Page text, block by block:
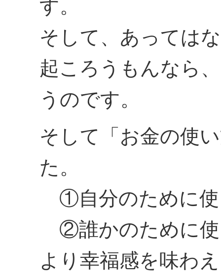
す。
そして、あっては
起ころうもんなら
うのです。
そして「お金の使
た。
①自分のために使
②誰かのために使
より幸福感を味わ